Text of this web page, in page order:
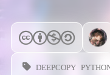
DEEPCOPY